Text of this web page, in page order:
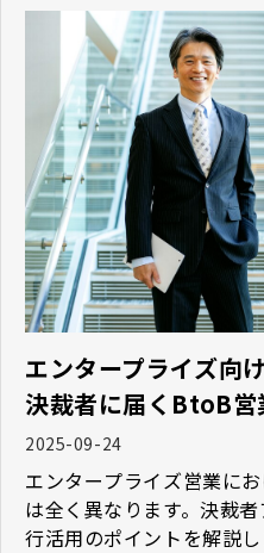
エンタープライズ向
決裁者に届くBtoB営
2025-09-24
エンタープライズ営業に
は全く異なります。決裁
行活用のポイントを解説し